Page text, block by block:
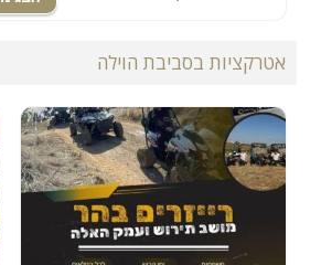
אטרקציות בסביבת הוילה